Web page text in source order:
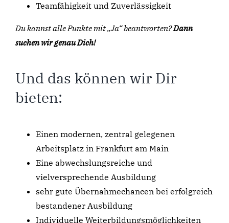
Teamfähigkeit und Zuverlässigkeit
Du kannst alle Punkte mit „Ja“ beantworten?Dann
suchen wir genau Dich!
Und das können wir Dir
bieten:
Einen modernen, zentral gelegenen
Arbeitsplatz in Frankfurt am Main
Eine abwechslungsreiche und
vielversprechende Ausbildung
sehr gute Übernahmechancen bei erfolgreich
bestandener Ausbildung
Individuelle Weiterbildungsmöglichkeiten